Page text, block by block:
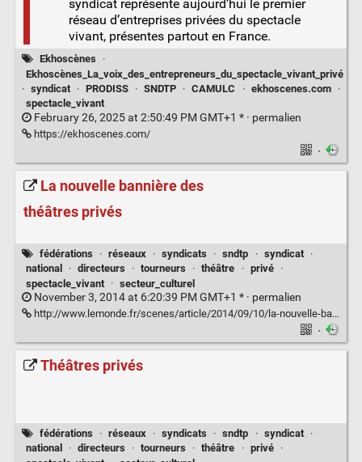
syndicat représente aujourd’hui le premier
réseau d’entreprises privées du spectacle
vivant, présentes partout en France.
Ekhoscènes
·
Ekhoscènes_La_voix_des_entrepreneurs_du_spectacle_vivant_privé
· syndicat · PRODISS · SNDTP · CAMULC · ekhoscenes.com
·
spectacle_vivant
February 26, 2025 at 2:50:49 PM GMT+1 * · permalien
https://ekhoscenes.com/
·
La nouvelle bannière des
théâtres privés
fédérations · réseaux · syndicats · sndtp · syndicat
·
national
· directeurs · tourneurs · théâtre · privé
·
spectacle_vivant
· secteur_culturel
November 3, 2014 at 6:20:39 PM GMT+1 * · permalien
http://www.lemonde.fr/scenes/article/2014/09/10/la-nouvelle-banniere-des-theatres-prives_4485314_1654999.html
·
Théâtres privés
fédérations · réseaux · syndicats · sndtp · syndicat
·
national
· directeurs · tourneurs · théâtre · privé
·